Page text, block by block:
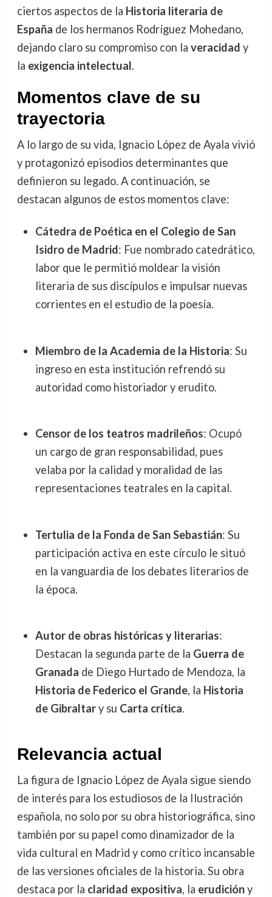
ciertos aspectos de la Historia literaria de
España de los hermanos Rodríguez Mohedano,
dejando claro su compromiso con la veracidad y
la exigencia intelectual.
Momentos clave de su
trayectoria
A lo largo de su vida, Ignacio López de Ayala vivió
y protagonizó episodios determinantes que
definieron su legado. A continuación, se
destacan algunos de estos momentos clave:
Cátedra de Poética en el Colegio de San
Isidro de Madrid: Fue nombrado catedrático,
labor que le permitió moldear la visión
literaria de sus discípulos e impulsar nuevas
corrientes en el estudio de la poesía.
Miembro de la Academia de la Historia: Su
ingreso en esta institución refrendó su
autoridad como historiador y erudito.
Censor de los teatros madrileños: Ocupó
un cargo de gran responsabilidad, pues
velaba por la calidad y moralidad de las
representaciones teatrales en la capital.
Tertulia de la Fonda de San Sebastián: Su
participación activa en este círculo le situó
en la vanguardia de los debates literarios de
la época.
Autor de obras históricas y literarias:
Destacan la segunda parte de la Guerra de
Granada de Diego Hurtado de Mendoza, la
Historia de Federico el Grande, la Historia
de Gibraltary su Carta crítica.
Relevancia actual
La figura de Ignacio López de Ayala sigue siendo
de interés para los estudiosos de la Ilustración
española, no solo por su obra historiográfica, sino
también por su papel como dinamizador de la
vida cultural en Madrid y como crítico incansable
de las versiones oficiales de la historia. Su obra
destaca por la claridad expositiva, la erudicióny